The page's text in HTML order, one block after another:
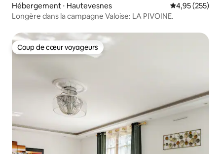
Hébergement ⋅ Hautevesnes Évaluation
4,95 (255)
Longère dans la campagne Valoise: LA PIVOINE.
Coup de cœur voyageurs
Coup de cœur voyageurs